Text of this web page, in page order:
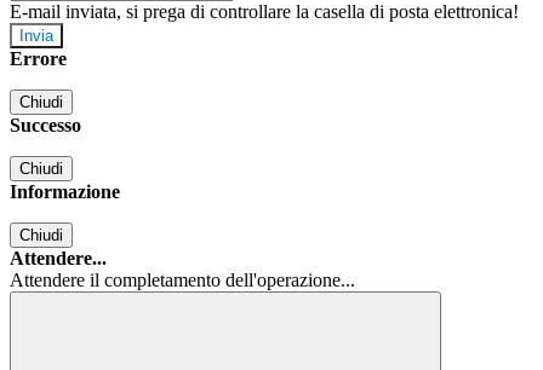
E-mail inviata, si prega di controllare la casella di posta elettronica!
Errore
Chiudi
Successo
Chiudi
Informazione
Chiudi
Attendere...
Attendere il completamento dell'operazione...